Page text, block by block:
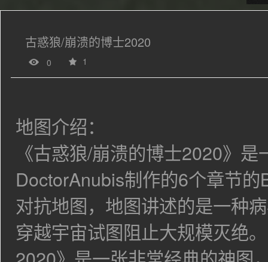
古惑狼/崩溃的博士2020
0 1
地图介绍：
《古惑狼/崩溃的博士2020》
DoctorAnubis制作的6个章节
对抗地图，地图讲述的是一种
穿越宇宙试图阻止大规模灭绝。